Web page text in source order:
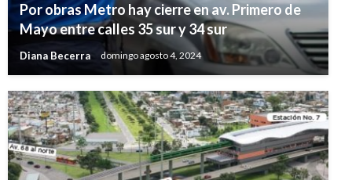
Por obras Metro hay cierre en av. Primero de
Mayo entre calles 35 sur y 34 sur
Diana Becerra domingo agosto 4, 2024